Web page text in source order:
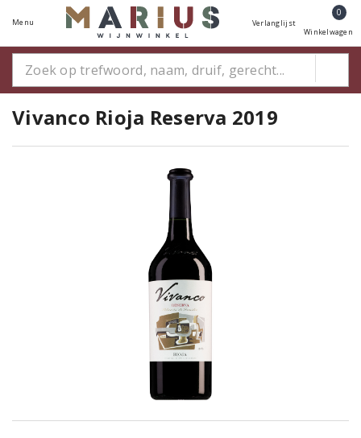
Menu Verlanglijst
0
Winkelwagen
Vivanco Rioja Reserva 2019